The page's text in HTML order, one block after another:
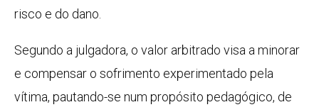
risco e do dano.
Segundo a julgadora, o valor arbitrado visa a minorar
e compensar o sofrimento experimentado pela
vítima, pautando-se num propósito pedagógico, de